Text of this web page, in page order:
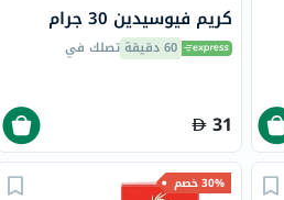
كريم فيوسيدين 30 جرام
60 دقيقة تصلك في
31
30% خصم